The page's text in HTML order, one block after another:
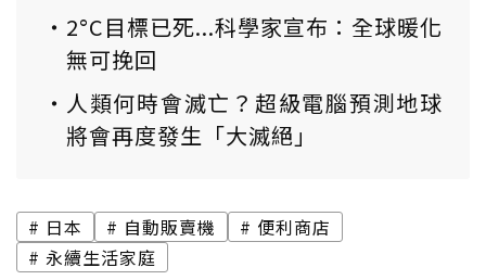
2°C目標已死...科學家宣布：全球暖化
無可挽回
人類何時會滅亡？超級電腦預測地球
將會再度發生「大滅絕」
日本 自動販賣機
便利商店
永續生活家庭